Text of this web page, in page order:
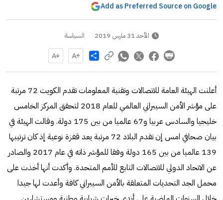
Add as Preferred Source on Google
الأحد 31 مارس 2019 السياسة
Share
أعلنت الهيئة العامة للاتصالات وتقنية المعلومات تقدم الكويت 72 مرتبة
على مؤشر الأمن السيبراني العالمي للعام 2018 لتحقق المركز الخامس
خليجيا والسادس عربيا و67 عالميا من بين 175 دولة. وقالت الهيئة في
بيان صحافي امس إن تقدم البلاد 72 مرتبة يعد قفزة نوعية إذ كان ترتيبها
139 عالميا من بين 165 دولة وفقا للمؤشر ذاته في عام 2017 والصادر
عن الاتحاد الدولي للاتصالات التابع للأمم المتحدة. وأكدت أنها أخذت على
محمل الجد التحديات المتعلقة بالأمن السيبراني كافة وأعدت لها جيدا